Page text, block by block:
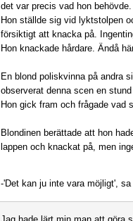
det var precis vad hon behövde.
Hon ställde sig vid lyktstolpen
försiktigt att knacka på.
Hon knackade hårdare. Ändå
En blond poliskvinna på andra
observerat denna scen en
Hon gick fram och frågade vad
Blondinen berättade att hon
lappen och knackat på, men
-'Det kan ju inte vara möjligt',